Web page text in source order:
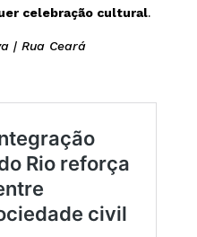
celebração cultural.
| Rua Ceará